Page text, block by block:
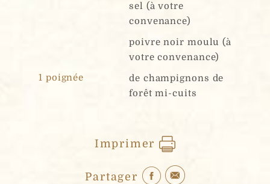
sel (à votre
convenance)
poivre noir moulu (à
votre convenance)
1 poignée
de champignons de
forêt mi-cuits
Imprimer
Partager